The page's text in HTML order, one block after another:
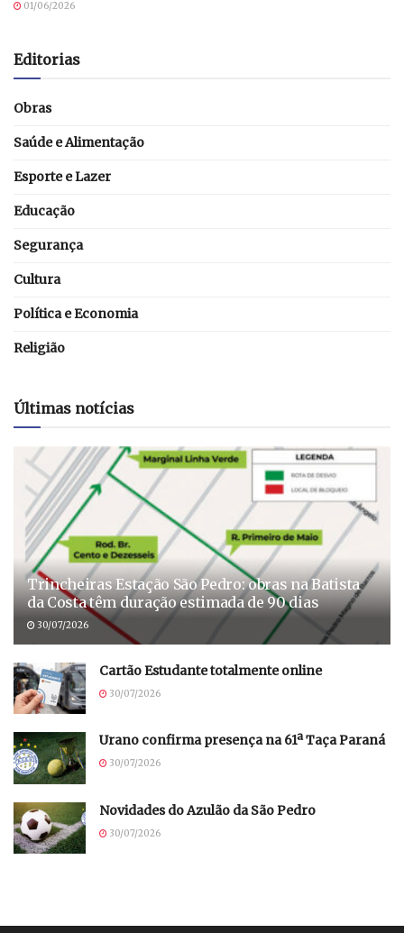
01/06/2026
Editorias
Obras
Saúde e Alimentação
Esporte e Lazer
Educação
Segurança
Cultura
Política e Economia
Religião
Últimas notícias
Trincheiras Estação São Pedro: obras na Batista
da Costa têm duração estimada de 90 dias
30/07/2026
Cartão Estudante totalmente online
30/07/2026
Urano confirma presença na 61ª Taça Paraná
30/07/2026
Novidades do Azulão da São Pedro
30/07/2026